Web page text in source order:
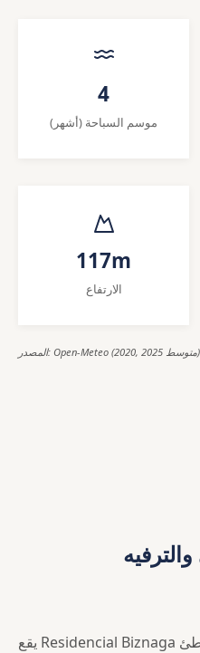
4
موسم السباحة (أشهر)
117m
الارتفاع
المصدر: Open-Meteo (2020, 2025 متوسط)
يقع Residencial Biznaga على مقربة من العديد من الشواطئ